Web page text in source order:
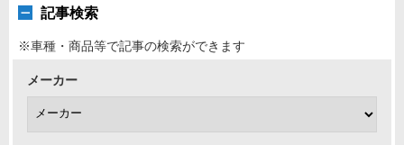
記事検索
※車種・商品等で記事の検索ができます
メーカー